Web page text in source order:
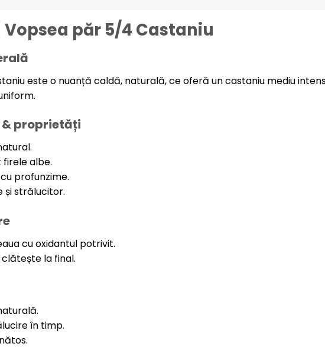
Vopsea păr 5/4 Castaniu
este o nuanță caldă, naturală, ce oferă un castaniu mediu
proprietăți
albe.
profunzime.
și strălucitor.
cu oxidantul potrivit.
la final.
în timp.